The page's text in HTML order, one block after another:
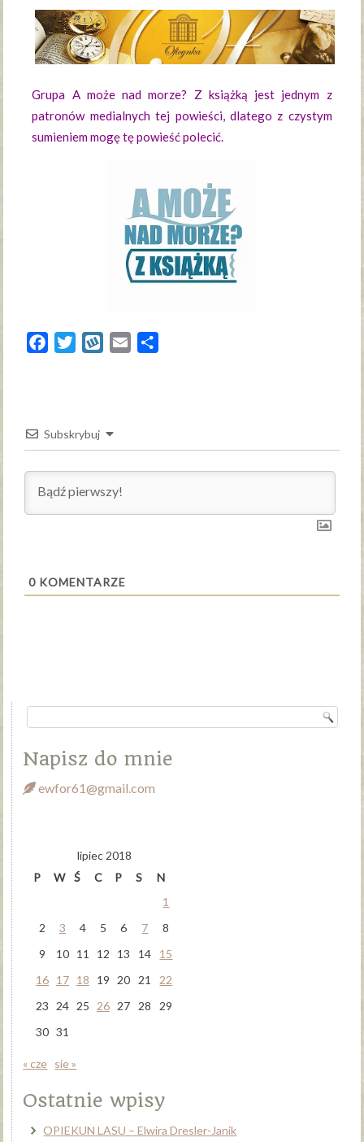
Grupa A może nad morze? Z książką jest jednym z
patronów medialnych tej powieści, dlatego z czystym
sumieniem mogę tę powieść polecić.
FacebookTwitterWykopEmail
Subskrybuj
0 KOMENTARZE
Napisz do mnie
ewfor61@gmail.com
lipiec 2018
P
W Ś C P S
N
1
2
3 4 5 6 7
8
9
10 11 12 13 14
15
16 17 18 19 20 21
22
23 24 25 26 27 28
29
30 31
« cze sie »
Ostatnie wpisy
OPIEKUN LASU – Elwira Dresler-Janik